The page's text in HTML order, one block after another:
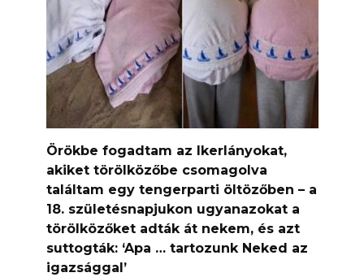
Örökbe fogadtam az Ikerlányokat,
akiket törölközőbe csomagolva
találtam egy tengerparti öltözőben – a
18. születésnapjukon ugyanazokat a
törölközőket adták át nekem, és azt
suttogták: ‘Apa … tartozunk Neked az
igazsággal’